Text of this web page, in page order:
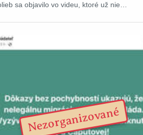
sa objavilo vo videu, ktoré už nie…
Nezorganizované